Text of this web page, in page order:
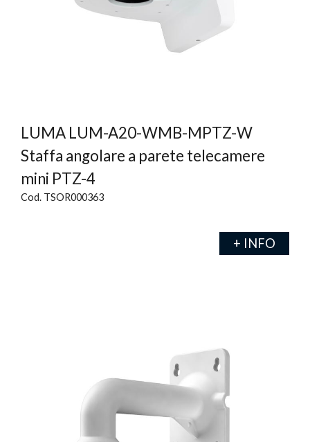
LUMA LUM-A20-WMB-MPTZ-W
Staffa angolare a parete telecamere
mini PTZ-4
Cod. TSOR000363
+ INFO